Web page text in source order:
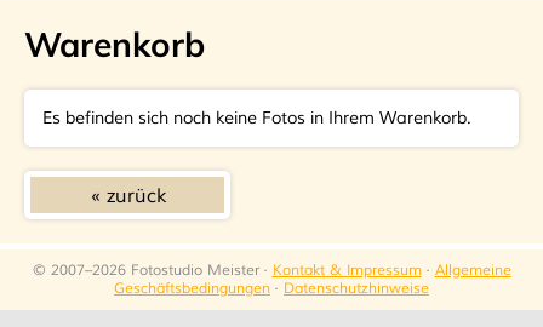
Warenkorb
Es befinden sich noch keine Fotos in Ihrem Warenkorb.
zurück
© 2007–2026 Fotostudio Meister · Kontakt & Impressum· Allgemeine
Geschäftsbedingungen · Datenschutzhinweise